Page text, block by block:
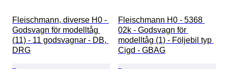
Fleischmann, diverse H0 -
Godsvagn för modelltåg
(11) - 11 godsvagnar - DB,
DRG
Fleischmann H0 - 5368
02k - Godsvagn för
modelltåg (1) - Följebil typ
Cigd - GBAG